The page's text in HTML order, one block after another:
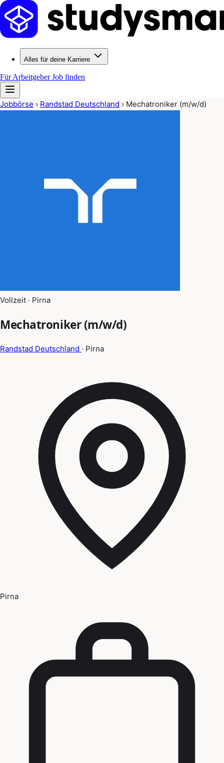
Alles für deine Karriere
Für ArbeitgeberJob finden
Jobbörse › Randstad Deutschland › Mechatroniker (m/w/d)
Vollzeit · Pirna
Mechatroniker (m/w/d)
Randstad Deutschland · Pirna
Pirna